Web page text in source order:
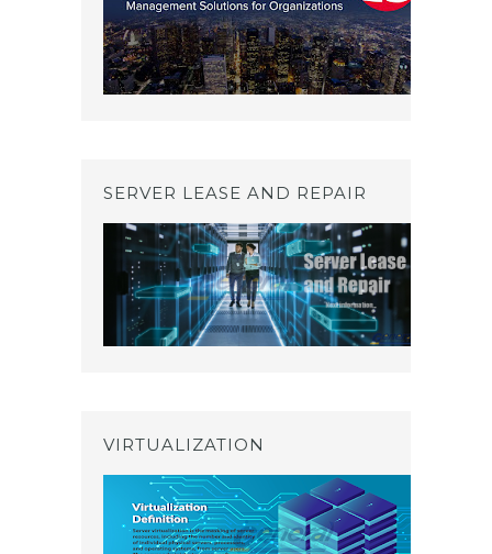
SERVER LEASE AND REPAIR
VIRTUALIZATION